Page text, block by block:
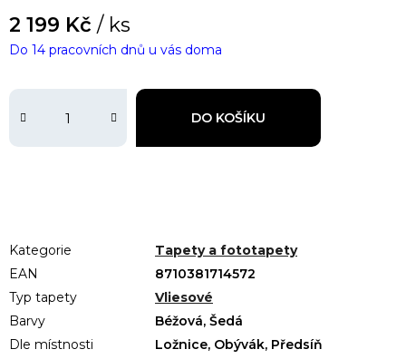
2 199 Kč / ks
DO KOŠÍKU
Do 14 pracovních dnů u vás doma
Kategorie
Tapety a fototapety
EAN
8710381714572
Typ tapety
Vliesové
Barvy
Béžová, Šedá
Dle místnosti
Ložnice, Obývák, Předsíň